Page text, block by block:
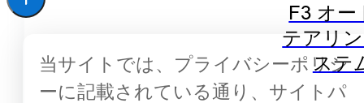
F3 オー
テアリ
ステ
当サイトでは、プライバシーポリシ
ーに記載されている通り、サイトパ